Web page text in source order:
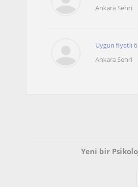
Ankara Sehri
Uygun fiyatlı
Ankara Sehri
Yeni bir